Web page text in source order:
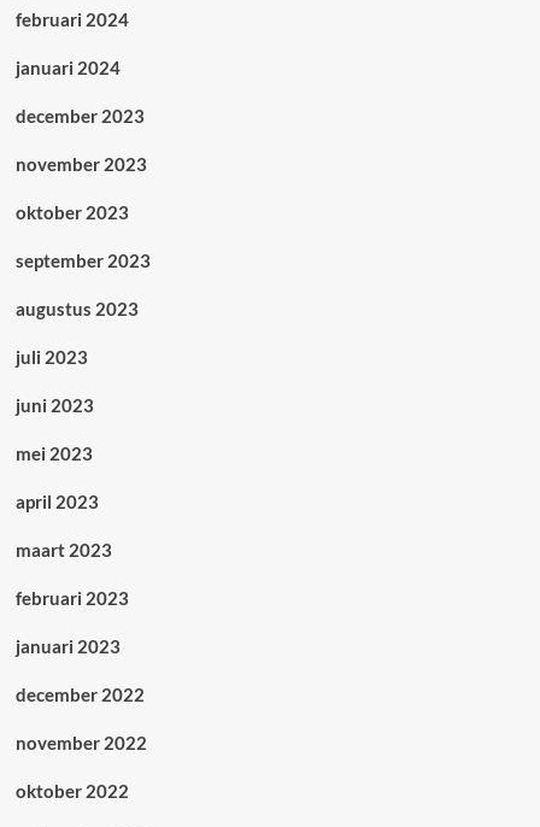
februari 2024
januari 2024
december 2023
november 2023
oktober 2023
september 2023
augustus 2023
juli 2023
juni 2023
mei 2023
april 2023
maart 2023
februari 2023
januari 2023
december 2022
november 2022
oktober 2022